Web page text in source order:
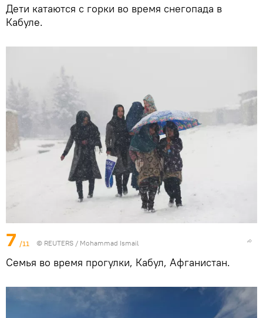
Дети катаются с горки во время снегопада в
Кабуле.
7 /11 © REUTERS / Mohammad Ismail
Семья во время прогулки, Кабул, Афганистан.